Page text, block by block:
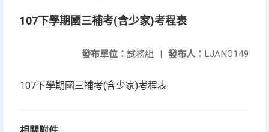
107下學期國三補考(含少家)考程表
發布人： LJANO149
發布單位： 試務組 |
107下學期國三補考(含少家)考程表